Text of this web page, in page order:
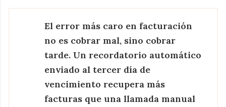
El error más caro en facturación
no es cobrar mal, sino cobrar
tarde. Un recordatorio automático
enviado al tercer día de
vencimiento recupera más
facturas que una llamada manual